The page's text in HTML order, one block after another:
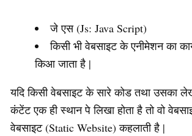
जे एस (Js: Java Script)
किसी भी वेबसाइट के एनीमेशन का
किआ जाता है |
यदि किसी वेबसाइट के सारे कोड तथा उसका
कंटेंट एक ही स्थान पे लिखा होता है तो वो
वेबसाइट (Static Website) कहलाती है |